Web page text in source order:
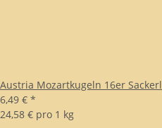
Austria Mozartkugeln 16er Sackerl
6,49 € *
24,58 € pro 1 kg